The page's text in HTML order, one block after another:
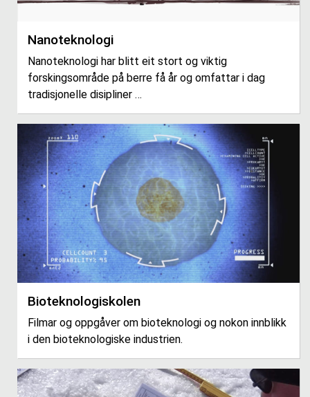
Nanoteknologi
Nanoteknologi har blitt eit stort og viktig
forskingsområde på berre få år og omfattar i dag
tradisjonelle disipliner …
Bioteknologiskolen
Filmar og oppgåver om bioteknologi og nokon innblikk
i den bioteknologiske industrien.